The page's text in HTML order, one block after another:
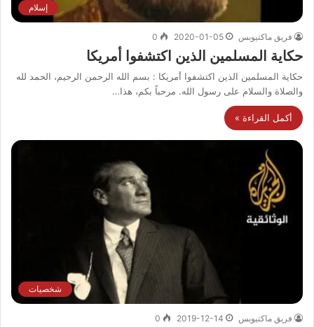
إسلام
فريق ماكتيوبس 2020-01-05
0
حكاية المسلمين الذين اكتشفوا أمريكا
حكاية المسلمين الذين اكتشفوا أمريكا : بسم الله الرحمن الرحيم، الحمد لله
والصلاة والسلام على رسول الله. مرحباً بكم، هذا…
أكمل القراءة »
شخصيات
فريق ماكتيوبس 2019-12-14
0